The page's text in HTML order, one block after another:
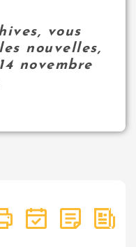
vous
nouvelles,
novembre